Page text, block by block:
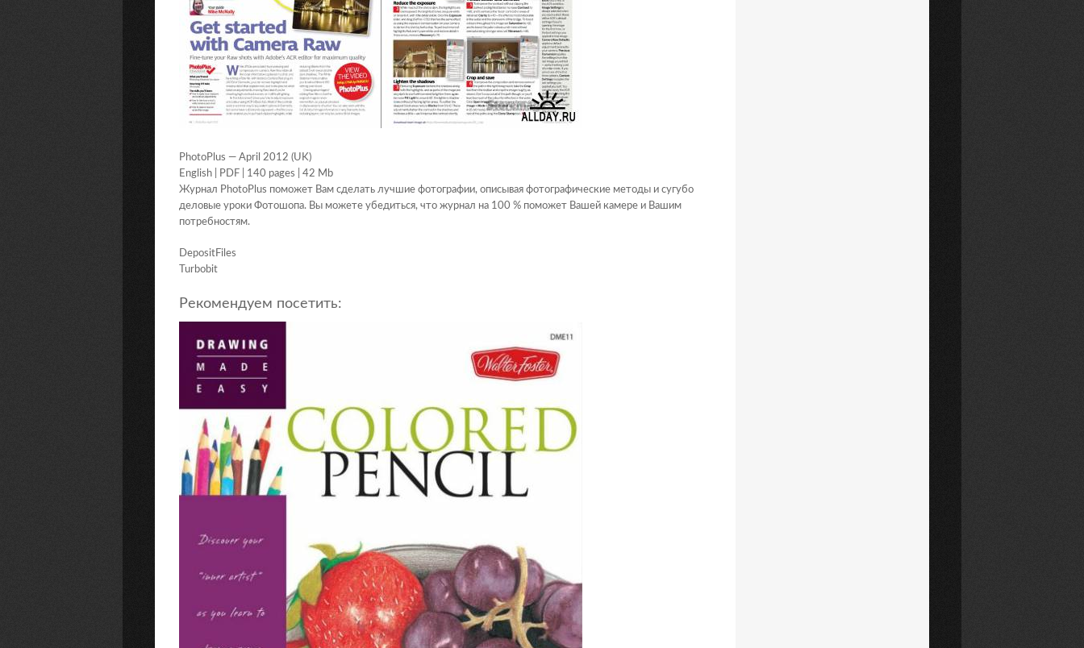
PhotoPlus — April 2012 (UK)
English | PDF | 140 pages | 42 Mb
Журнал PhotoPlus поможет Вам сделать лучшие фотографии, описывая фотографические методы и сугубо
деловые уроки Фотошопа. Вы можете убедиться, что журнал на 100 % поможет Вашей камере и Вашим
потребностям.
DepositFiles
Turbobit
Рекомендуем посетить: